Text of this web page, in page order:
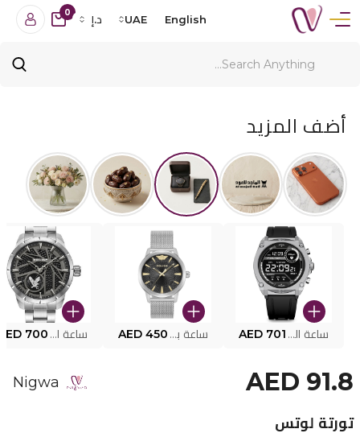
English
UAE د.إ
0
أضف المزيد
ساعة البوليس الذكية MY.AVATAR PEIUN0000101 AED 701 ساعة بوليس للرجال PEWJG0005002 AED 450 ساعة البوليس PEWJG2227302 700
AED 91.8
Nigwa
تورتة لوتس